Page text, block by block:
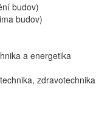
budov)
budov)
a energetika
zdravotechnika